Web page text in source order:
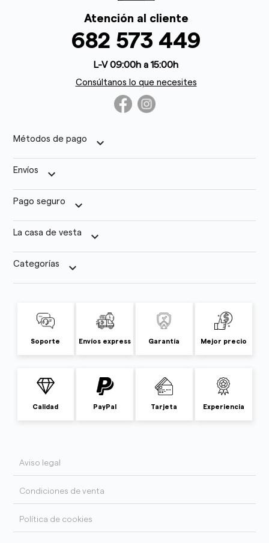
Atención al cliente
682 573 449
L-V 09:00h a 15:00h
Consúltanos lo que necesites
Métodos de pago keyboard_arrow_down
Envíos keyboard_arrow_down
Pago seguro keyboard_arrow_down
La casa de vesta keyboard_arrow_down
Categorías keyboard_arrow_down
Soporte Envíos express Garantía Mejor precio
Calidad PayPal Tarjeta Experiencia
Aviso legal
Condiciones de venta
Política de cookies